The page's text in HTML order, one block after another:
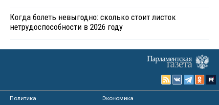
Когда болеть невыгодно: сколько стоит листок
нетрудоспособности в 2026 году
Политика
Экономика